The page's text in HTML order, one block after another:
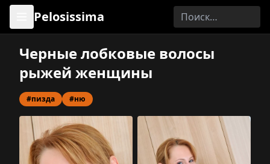
Pelosissima
Черные лобковые волосы
рыжей женщины
#пизда #ню